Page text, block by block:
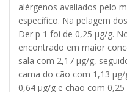
alérgenos avaliados pelo
específico. Na pelagem
Der p 1 foi de 0,25 μg/g.
encontrado em maior
sala com 2,17 μg/g,
cama do cão com 1,13
0,64 μg/g e chão com